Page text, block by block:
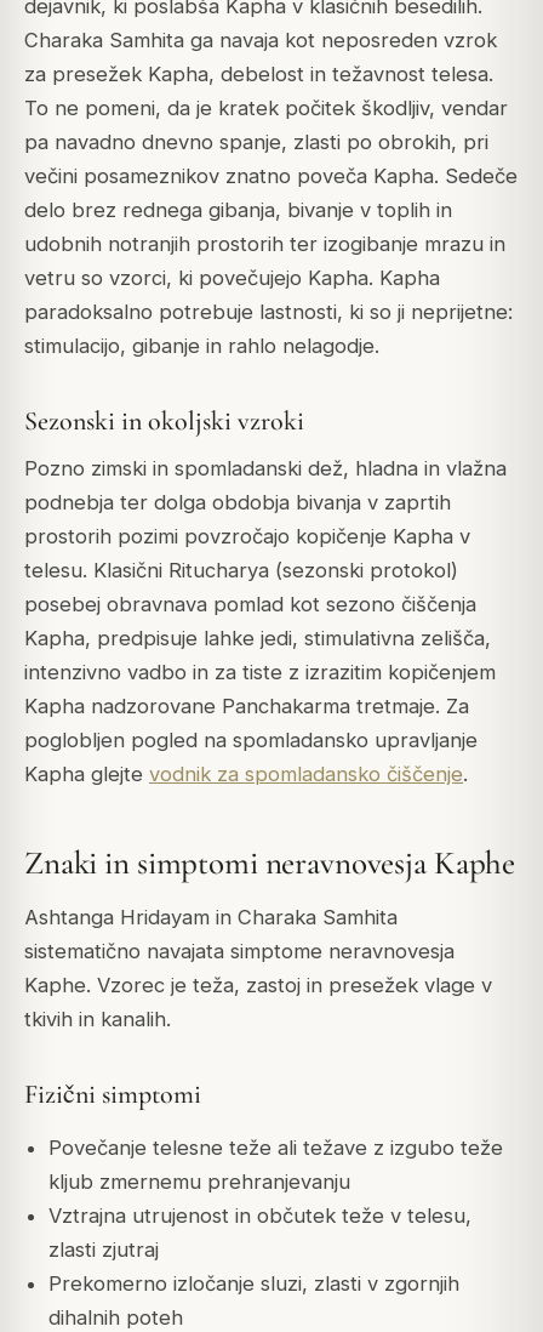
dejavnik, ki poslabša Kapha v klasičnih besedilih.
Charaka Samhita ga navaja kot neposreden vzrok
za presežek Kapha, debelost in težavnost telesa.
To ne pomeni, da je kratek počitek škodljiv, vendar
pa navadno dnevno spanje, zlasti po obrokih, pri
večini posameznikov znatno poveča Kapha. Sedeče
delo brez rednega gibanja, bivanje v toplih in
udobnih notranjih prostorih ter izogibanje mrazu in
vetru so vzorci, ki povečujejo Kapha. Kapha
paradoksalno potrebuje lastnosti, ki so ji neprijetne:
stimulacijo, gibanje in rahlo nelagodje.
Sezonski in okoljski vzroki
Pozno zimski in spomladanski dež, hladna in vlažna
podnebja ter dolga obdobja bivanja v zaprtih
prostorih pozimi povzročajo kopičenje Kapha v
telesu. Klasični Ritucharya (sezonski protokol)
posebej obravnava pomlad kot sezono čiščenja
Kapha, predpisuje lahke jedi, stimulativna zelišča,
intenzivno vadbo in za tiste z izrazitim kopičenjem
Kapha nadzorovane Panchakarma tretmaje. Za
poglobljen pogled na spomladansko upravljanje
Kapha glejte vodnik za spomladansko čiščenje.
Znaki in simptomi neravnovesja Kaphe
Ashtanga Hridayam in Charaka Samhita
sistematično navajata simptome neravnovesja
Kaphe. Vzorec je teža, zastoj in presežek vlage v
tkivih in kanalih.
Fizični simptomi
Povečanje telesne teže ali težave z izgubo teže
kljub zmernemu prehranjevanju
Vztrajna utrujenost in občutek teže v telesu,
zlasti zjutraj
Prekomerno izločanje sluzi, zlasti v zgornjih
dihalnih poteh